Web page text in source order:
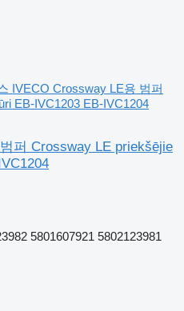
IVECO Crossway LE용 범퍼
EB-IVC1203 EB-IVC1204
퍼 Crossway LE priekšējie
5801607921 5802123981